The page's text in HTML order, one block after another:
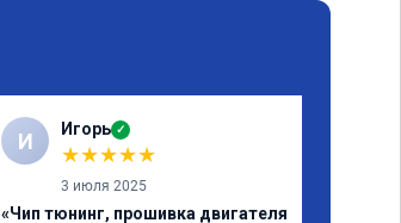
И Игорь ✓
★★★★★
3 июля 2025
«Чип тюнинг, прошивка двигателя